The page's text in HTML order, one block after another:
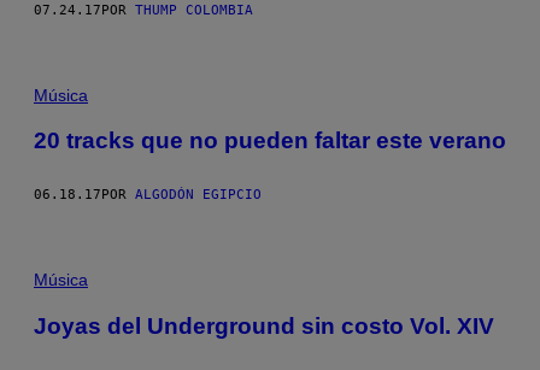
07.24.17POR THUMP COLOMBIA
Música
20 tracks que no pueden faltar este verano
06.18.17 POR ALGODÓN EGIPCIO
Música
Joyas del Underground sin costo Vol. XIV